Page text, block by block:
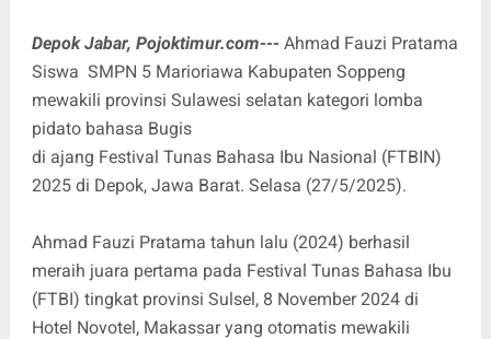
Depok Jabar, Pojoktimur.com---Ahmad Fauzi Pratama
Siswa SMPN 5 Marioriawa Kabupaten Soppeng
mewakili provinsi Sulawesi selatan kategori lomba
pidato bahasa Bugis
di ajang Festival Tunas Bahasa Ibu Nasional (FTBIN)
2025 di Depok, Jawa Barat. Selasa (27/5/2025).
Ahmad Fauzi Pratama tahun lalu (2024) berhasil
meraih juara pertama pada Festival Tunas Bahasa Ibu
(FTBI) tingkat provinsi Sulsel, 8 November 2024 di
Hotel Novotel, Makassar yang otomatis mewakili